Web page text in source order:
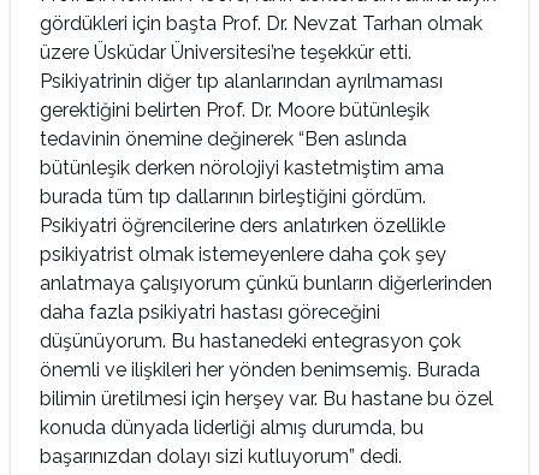
gördükleri için başta Prof. Dr. Nevzat Tarhan olmak
üzere Üsküdar Üniversitesi’ne teşekkür etti.
Psikiyatrinin diğer tıp alanlarından ayrılmaması
gerektiğini belirten Prof. Dr. Moore bütünleşik
tedavinin önemine değinerek “Ben aslında
bütünleşik derken nörolojiyi kastetmiştim ama
burada tüm tıp dallarının birleştiğini gördüm.
Psikiyatri öğrencilerine ders anlatırken özellikle
psikiyatrist olmak istemeyenlere daha çok şey
anlatmaya çalışıyorum çünkü bunların diğerlerinden
daha fazla psikiyatri hastası göreceğini
düşünüyorum. Bu hastanedeki entegrasyon çok
önemli ve ilişkileri her yönden benimsemiş. Burada
bilimin üretilmesi için herşey var. Bu hastane bu özel
konuda dünyada liderliği almış durumda, bu
başarınızdan dolayı sizi kutluyorum” dedi.